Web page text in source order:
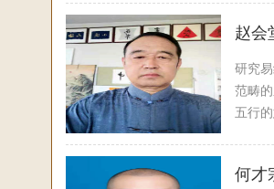
赵会
研究
范畴
五行
何才